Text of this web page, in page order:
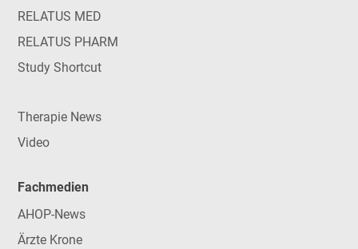
RELATUS MED
RELATUS PHARM
Study Shortcut
Therapie News
Video
Fachmedien
AHOP-News
Ärzte Krone